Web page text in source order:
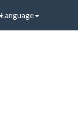
Language